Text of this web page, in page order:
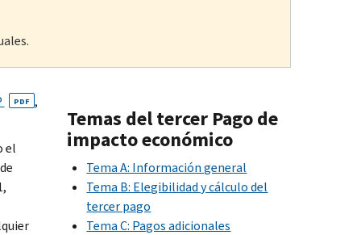
PDF ,
el
Temas del tercer Pago de
impacto económico
Tema A: Información general
Tema B: Elegibilidad y cálculo del
tercer pago
Tema C: Pagos adicionales